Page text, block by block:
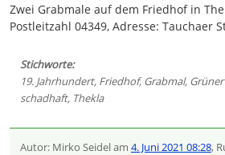
Zwei Grabmale auf dem Friedhof in
Postleitzahl 04349, Adresse: Tauchaer
Stichworte:
19. Jahrhundert, Friedhof, Grabmal,
schadhaft, Thekla
Autor: Mirko Seidel am 4. Juni 2021 08:28,